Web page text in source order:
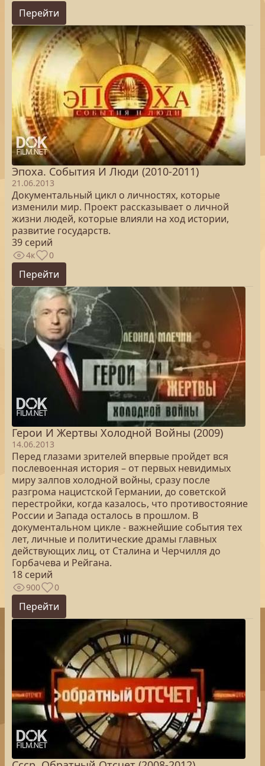
Перейти
Эпоха. Cобытия И Люди (2010-2011)
21.06.2013
Документальный цикл о личностях, которые
изменили мир. Проект рассказывает о личной
жизни людей, которые влияли на ход истории,
развитие государств.
39 серий
4к 0
Перейти
Герои И Жертвы Холодной Войны (2009)
14.06.2013
Перед глазами зрителей впервые пройдет вся
послевоенная история – от первых невидимых
миру залпов холодной войны, сразу после
разгрома нацистской Германии, до советской
перестройки, когда казалось, что противостояние
России и Запада осталось в прошлом. В
документальном цикле - важнейшие события тех
лет, личные и политические драмы главных
действующих лиц, от Сталина и Черчилля до
Горбачева и Рейгана.
18 серий
900 0
Перейти